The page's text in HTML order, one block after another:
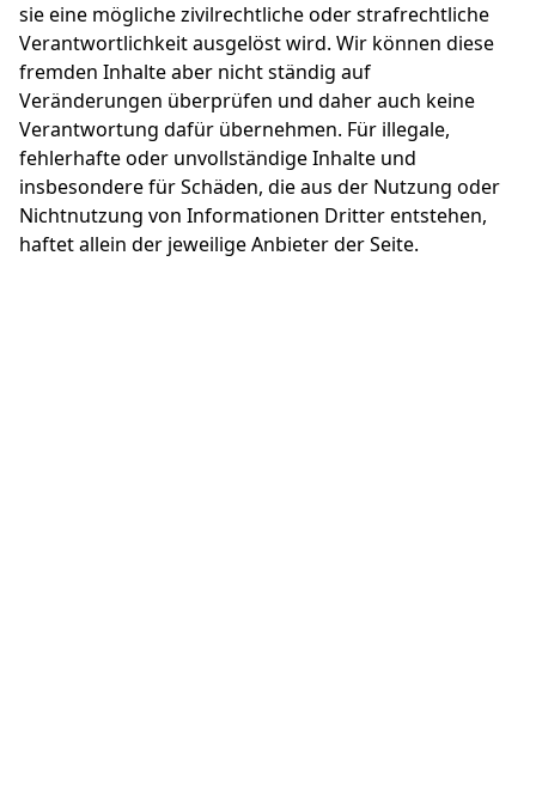
sie eine mögliche zivilrechtliche oder strafrechtliche
Verantwortlichkeit ausgelöst wird. Wir können diese
fremden Inhalte aber nicht ständig auf
Veränderungen überprüfen und daher auch keine
Verantwortung dafür übernehmen. Für illegale,
fehlerhafte oder unvollständige Inhalte und
insbesondere für Schäden, die aus der Nutzung oder
Nichtnutzung von Informationen Dritter entstehen,
haftet allein der jeweilige Anbieter der Seite.